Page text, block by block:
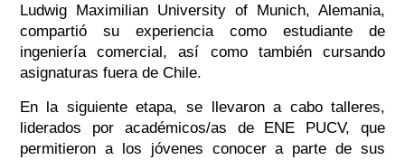
Ludwig Maximilian University of Munich, Alemania,
compartió su experiencia como estudiante de
ingeniería comercial, así como también cursando
asignaturas fuera de Chile.
En la siguiente etapa, se llevaron a cabo talleres,
liderados por académicos/as de ENE PUCV, que
permitieron a los jóvenes conocer a parte de sus